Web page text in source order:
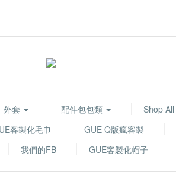
外套 配件包包類 Shop All
客製化毛巾 GUE Q版瘋客製
我們的FB GUE客製化帽子